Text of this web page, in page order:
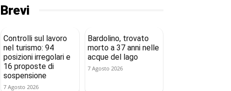
Brevi
Controlli sul lavoro
nel turismo: 94
posizioni irregolari e
16 proposte di
sospensione
7 Agosto 2026
Bardolino, trovato
morto a 37 anni nelle
acque del lago
7 Agosto 2026